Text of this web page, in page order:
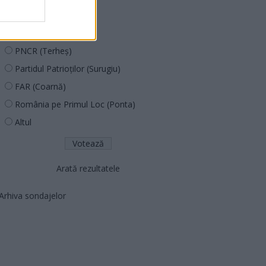
PNCR (Terheș)
Partidul Patrioților (Surugiu)
FAR (Coarnă)
România pe Primul Loc (Ponta)
Altul
Arată rezultatele
sondajelor